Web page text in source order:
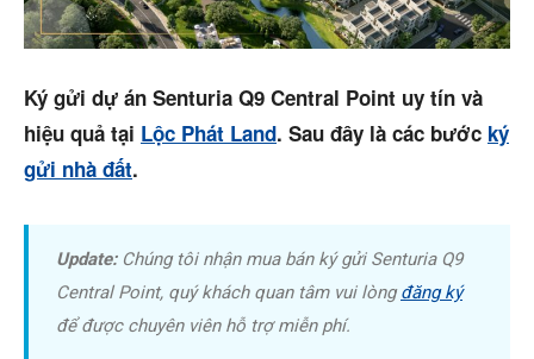
Dự án
Cho thuê
Thị trường
Liên hệ
Ký gửi dự án Senturia Q9 Central Point uy tín và
hiệu quả tại Lộc Phát Land. Sau đây là các bước ký
gửi nhà đất.
Update:Chúng tôi nhận mua bán ký gửi Senturia Q9
Central Point, quý khách quan tâm vui lòngđăng ký
để được chuyên viên hỗ trợ miễn phí.